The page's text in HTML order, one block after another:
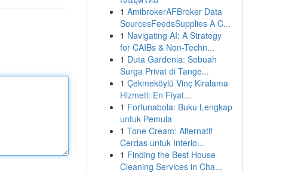
1 AmibrokerAFBroker Data
SourcesFeedsSupplies A C...
1 Navigating AI: A Strategy
for CAIBs & Non-Techn...
1 Duta Gardenia: Sebuah
Surga Privat di Tange...
1 Çekmeköylü Vinç Kiralama
Hizmeti: En Fiyat...
1 Fortunabola: Buku Lengkap
untuk Pemula
1 Tone Cream: Alternatif
Cerdas untuk Interio...
1 Finding the Best House
Cleaning Services in Cha...